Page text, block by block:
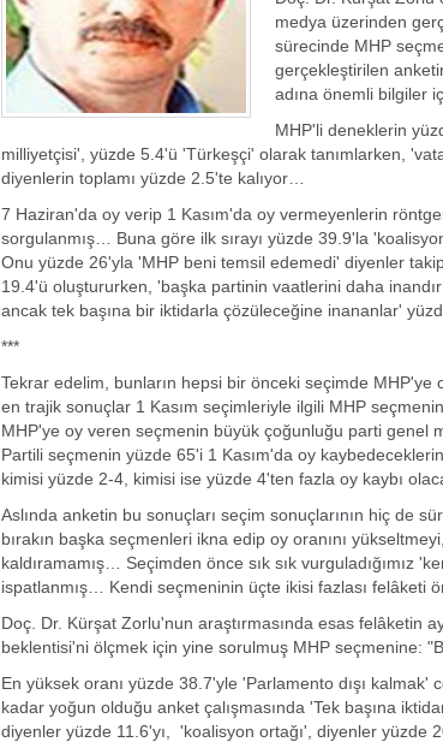
medya üzerinden
sürecinde MHP
gerçekleştirilen
adına önemli bilgiler
MHP'li deneklerin
milliyetçisi', yüzde 5.4'ü 'Türkeşçi' olarak tanımlarken,
diyenlerin toplamı yüzde 2.5'te kalıyor…
7 Haziran'da oy verip 1 Kasım'da oy vermeyenlerin
sorgulanmış… Buna göre ilk sırayı yüzde 39.9'la
Onu yüzde 26'yla 'MHP beni temsil edemedi' diyenler
19.4'ü oluştururken, 'başka partinin vaatlerini daha
ancak tek başına bir iktidarla çözüleceğine inananlar'
***
Tekrar edelim, bunların hepsi bir önceki seçimde
en trajik sonuçlar 1 Kasım seçimleriyle ilgili MHP
MHP'ye oy veren seçmenin büyük çoğunluğu parti genel
Partili seçmenin yüzde 65'i 1 Kasım'da oy
kimisi yüzde 2-4, kimisi ise yüzde 4'ten fazla oy kaybı
Aslında anketin bu sonuçları seçim sonuçlarının hiç de
bırakın başka seçmenleri ikna edip oy oranını
kaldıramamış… Seçimden önce sık sık vurguladığımız
ispatlanmış… Kendi seçmeninin üçte ikisi fazlası felâketi
Doç. Dr. Kürşat Zorlu'nun araştırmasında esas felâketin
beklentisi'ni ölçmek için yine sorulmuş MHP seçmenine:
En yüksek oranı yüzde 38.7'yle 'Parlamento dışı
kadar yoğun olduğu anket çalışmasında 'Tek başına
diyenler yüzde 11.6'yı, 'koalisyon ortağı', diyenler yüzde